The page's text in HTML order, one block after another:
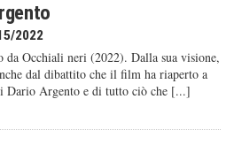
2022
da Occhiali neri (2022). Dalla sua visione,
dal dibattito che il film ha riaperto a
Dario Argento e di tutto ciò che [...]